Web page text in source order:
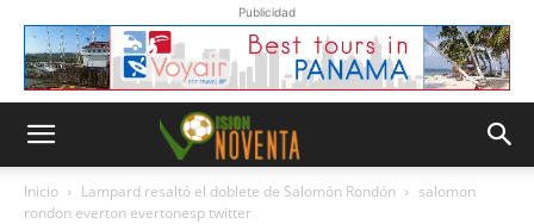
Publicidad
Inicio Lampard resaltó el doblete de Salomón Rondón
salomon
rondon everton evertonesp twitter